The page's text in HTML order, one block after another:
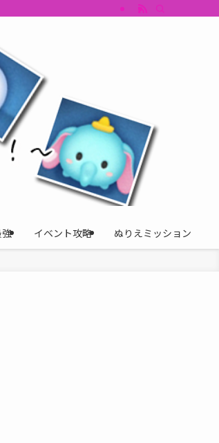
に解説。ツムツムイベント、ツムツム攻略、ツムツ
イベント攻略 ぬりえミッション